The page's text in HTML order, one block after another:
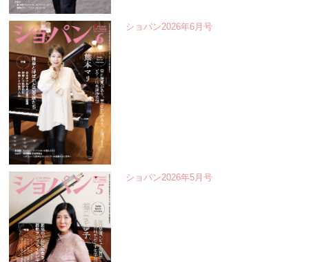
ショパン2026年6月号
ショパン2026年5月号